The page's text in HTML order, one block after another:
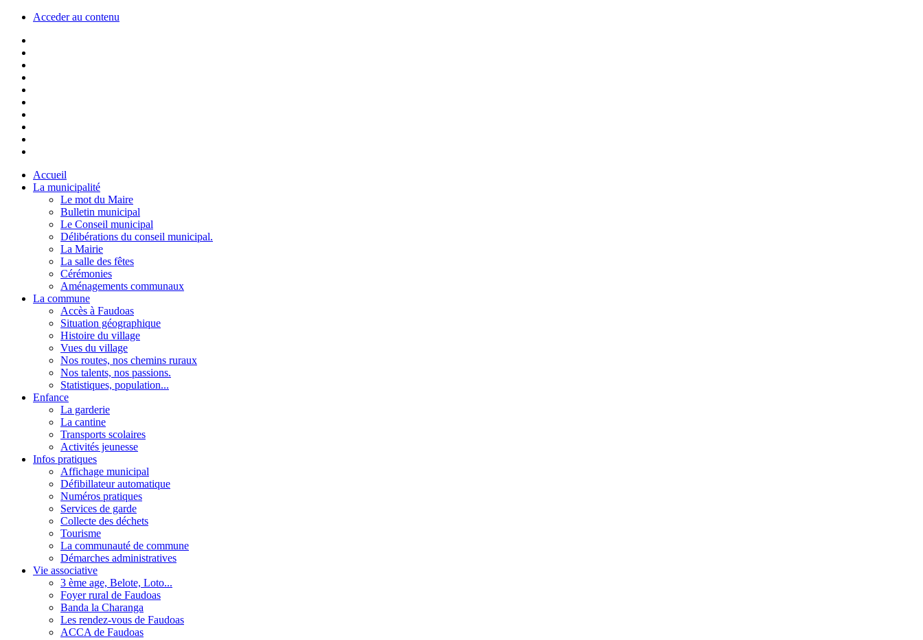
Acceder au contenu
Accueil
La municipalité
Le mot du Maire
Bulletin municipal
Le Conseil municipal
Délibérations du conseil municipal.
La Mairie
La salle des fêtes
Cérémonies
Aménagements communaux
La commune
Accès à Faudoas
Situation géographique
Histoire du village
Vues du village
Nos routes, nos chemins ruraux
Nos talents, nos passions.
Statistiques, population...
Enfance
La garderie
La cantine
Transports scolaires
Activités jeunesse
Infos pratiques
Affichage municipal
Défibillateur automatique
Numéros pratiques
Services de garde
Collecte des déchets
Tourisme
La communauté de commune
Démarches administratives
Vie associative
3 ème age, Belote, Loto...
Foyer rural de Faudoas
Banda la Charanga
Les rendez-vous de Faudoas
ACCA de Faudoas